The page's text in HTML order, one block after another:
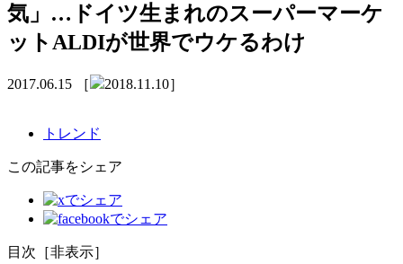
気」…ドイツ生まれのスーパーマーケ
ットALDIが世界でウケるわけ
2017.06.15 ［ 2018.11.10］
トレンド
この記事をシェア
目次 ［非表示］